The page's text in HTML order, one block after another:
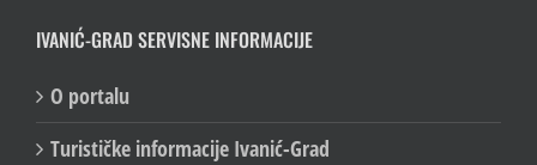
IVANIĆ-GRAD SERVISNE INFORMACIJE
O portalu
Turističke informacije Ivanić-Grad